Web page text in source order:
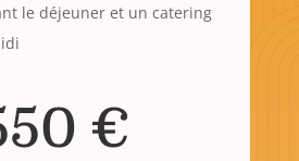
le déjeuner et un catering
€